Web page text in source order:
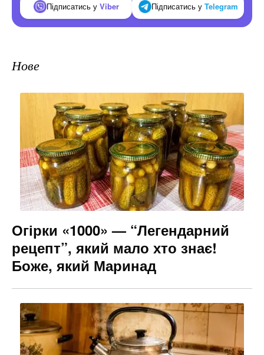
Підписатись у Viber Підписатись у Telegram
Нове
Огірки «1000» — “Легендарний
рецепт”, який мало хто знає!
Боже, який Маринад